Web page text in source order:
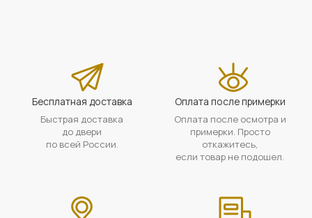
Бесплатная доставка
Быстрая доставка
до двери
по всей России.
Оплата после примерки
Оплата после осмотра и
примерки. Просто
откажитесь,
если товар не подошел.